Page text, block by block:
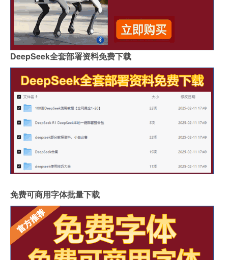
DeepSeek全套部署资料免费下载
免费可商用字体批量下载